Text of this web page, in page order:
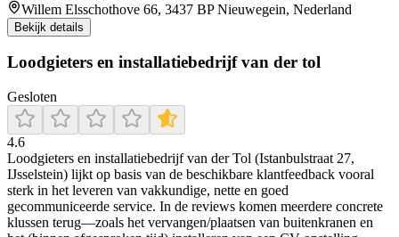
Willem Elsschothove 66, 3437 BP Nieuwegein, Nederland
Bekijk details
Loodgieters en installatiebedrijf van der tol
Gesloten
4.6
Loodgieters en installatiebedrijf van der Tol (Istanbulstraat 27,
IJsselstein) lijkt op basis van de beschikbare klantfeedback vooral
sterk in het leveren van vakkundige, nette en goed
gecommuniceerde service. In de reviews komen meerdere concrete
klussen terug—zoals het vervangen/plaatsen van buitenkranen en